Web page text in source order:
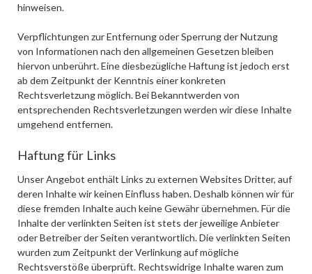
hinweisen.
Verpflichtungen zur Entfernung oder Sperrung der Nutzung
von Informationen nach den allgemeinen Gesetzen bleiben
hiervon unberührt. Eine diesbezügliche Haftung ist jedoch erst
ab dem Zeitpunkt der Kenntnis einer konkreten
Rechtsverletzung möglich. Bei Bekanntwerden von
entsprechenden Rechtsverletzungen werden wir diese Inhalte
umgehend entfernen.
Haftung für Links
Unser Angebot enthält Links zu externen Websites Dritter, auf
deren Inhalte wir keinen Einfluss haben. Deshalb können wir für
diese fremden Inhalte auch keine Gewähr übernehmen. Für die
Inhalte der verlinkten Seiten ist stets der jeweilige Anbieter
oder Betreiber der Seiten verantwortlich. Die verlinkten Seiten
wurden zum Zeitpunkt der Verlinkung auf mögliche
Rechtsverstöße überprüft. Rechtswidrige Inhalte waren zum